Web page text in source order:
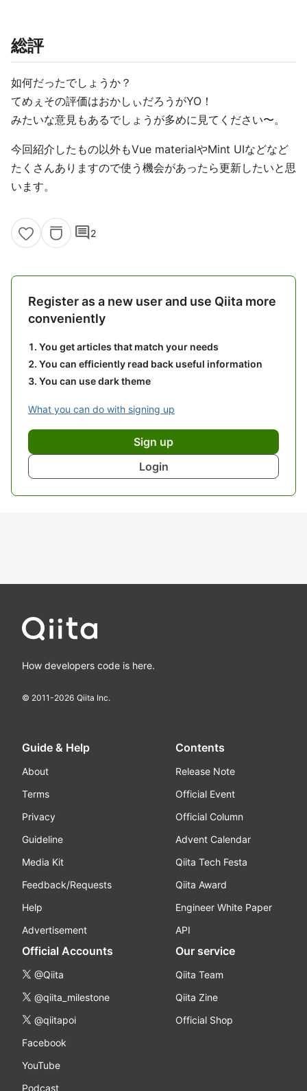
総評
如何だったでしょうか？
てめぇその評価はおかしぃだろうがYO！
みたいな意見もあるでしょうが多めに見てください〜。
今回紹介したもの以外もVue materialやMint UIなどなど
たくさんありますので使う機会があったら更新したいと思
います。
comment2
Register as a new user and use Qiita more
conveniently
You get articles that match your needs
You can efficiently read back useful information
You can use dark theme
What you can do with signing up
Sign up
Login
How developers code is here.
© 2011-2026 Qiita Inc.
Guide & Help
About
Terms
Privacy
Guideline
Media Kit
Feedback/Requests
Help
Advertisement
Contents
Release Note
Official Event
Official Column
Advent Calendar
Qiita Tech Festa
Qiita Award
Engineer White Paper
API
Official Accounts
@Qiita
@qiita_milestone
@qiitapoi
Facebook
YouTube
Podcast
Our service
Qiita Team
Qiita Zine
Official Shop